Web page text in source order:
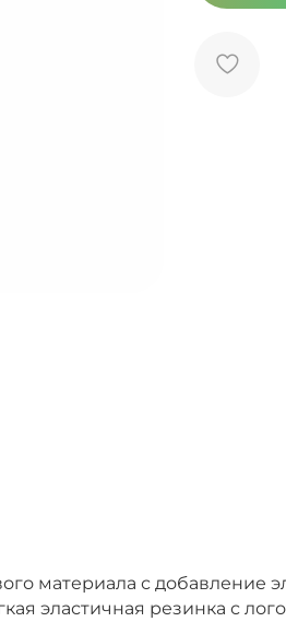
материала с добавление
эластичная резинка с